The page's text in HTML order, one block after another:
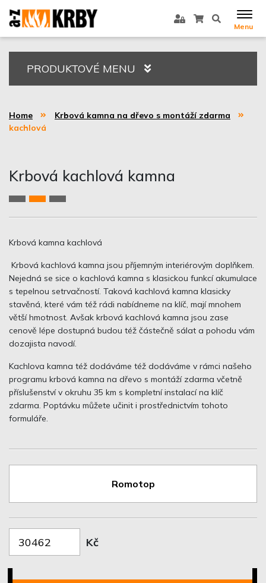
Menu
PRODUKTOVÉ MENU
Home
Krbová kamna na dřevo s montáží zdarma
kachlová
Krbová kachlová kamna
Krbová kamna kachlová
Krbová kachlová kamna jsou příjemným interiérovým doplňkem.
Nejedná se sice o kachlová kamna s klasickou funkcí akumulace
s tepelnou setrvačností. Taková kachlová kamna klasicky
stavěná, které vám též rádi nabídneme na klíč, mají mnohem
větší hmotnost. Avšak krbová kachlová kamna jsou zase
cenově lépe dostupná budou též částečně sálat a pohodu vám
dozajista navodí.
Kachlova kamna též dodáváme též dodáváme v rámci našeho
programu krbová kamna na dřevo s montáží zdarma včetně
příslušenství v okruhu 35 km s kompletní instalací na klíč
zdarma. Poptávku můžete učinit i prostřednictvím tohoto
formuláře.
Romotop
Kč